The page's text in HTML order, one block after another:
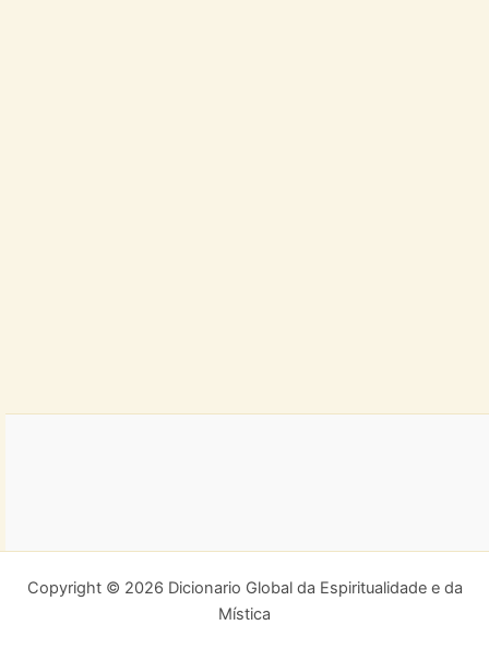
Copyright © 2026 Dicionario Global da Espiritualidade e da
Mística